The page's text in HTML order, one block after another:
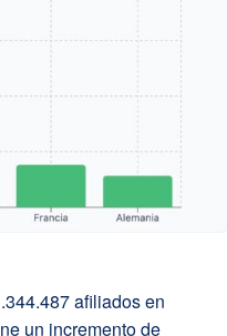
afiliados en
un incremento de